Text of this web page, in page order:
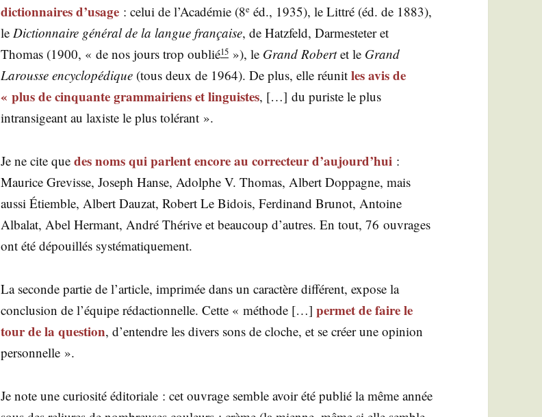
dic­tion­naires d’u­sage : celui de l’Académie (8e éd., 1935), le Lit­tré (éd. de 1883),
le Dic­tion­naire géné­ral de la langue fran­çaise, de Hatz­feld, Dar­mes­te­ter et
Tho­mas (1900, « de nos jours trop oublié15 »), le Grand Robertet le Grand
Larousse ency­clo­pé­dique (tous deux de 1964). De plus, elle réunitles avis de
« plus de cin­quante gram­mai­riens et lin­guistes, […] du puriste le plus
intran­si­geant au laxiste le plus tolérant ».
Je ne cite quedes noms qui parlent encore au cor­rec­teur d’aujourd’hui :
Mau­rice Gre­visse, Joseph Hanse, Adolphe V. Tho­mas, Albert Dop­pagne, mais
aus­si Étiemble, Albert Dau­zat, Robert Le Bidois, Fer­di­nand Bru­not, Antoine
Alba­lat, Abel Her­mant, André Thé­rive et beau­coup d’autres. En tout, 76 ouvrages
ont été dépouillés systématiquement.
La seconde par­tie de l’ar­ticle, impri­mée dans un carac­tère dif­fé­rent, expose la
conclu­sion de l’é­quipe rédac­tion­nelle. Cette « méthode […]per­met de faire le
tour de la ques­tion, d’entendre les divers sons de cloche, et se créer une opi­nion
personnelle ».
Je note une curio­si­té édi­to­riale : cet ouvrage semble avoir été publié la même année